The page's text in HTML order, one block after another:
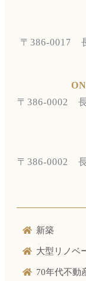
〒386-0017
〒386-0002
〒386-0002
新築
大型リノベ
70年代不動